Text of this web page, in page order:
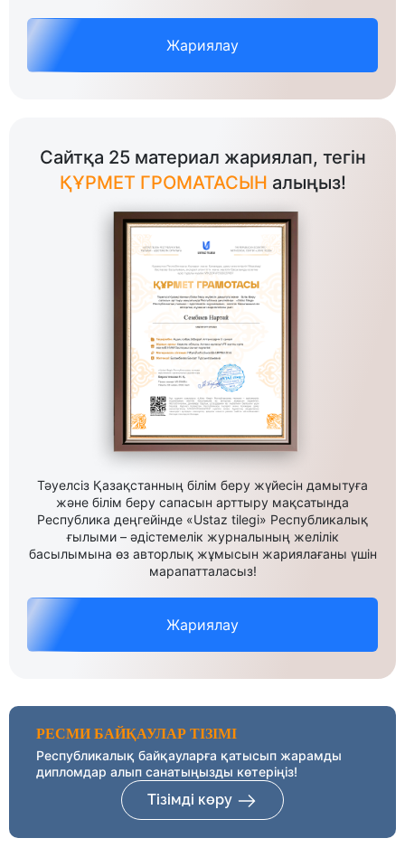
Жариялау
Сайтқа 25 материал жариялап, тегін
ҚҰРМЕТ ГРОМАТАСЫН алыңыз!
Тәуелсіз Қазақстанның білім беру жүйесін дамытуға
және білім беру сапасын арттыру мақсатында
Республика деңгейінде «Ustaz tilegi» Республикалық
ғылыми – әдістемелік журналының желілік
басылымына өз авторлық жұмысын жариялағаны үшін
марапатталасыз!
Жариялау
РЕСМИ БАЙҚАУЛАР ТІЗІМІ
Республикалық байқауларға қатысып жарамды
дипломдар алып санатыңызды көтеріңіз!
Тізімді көру